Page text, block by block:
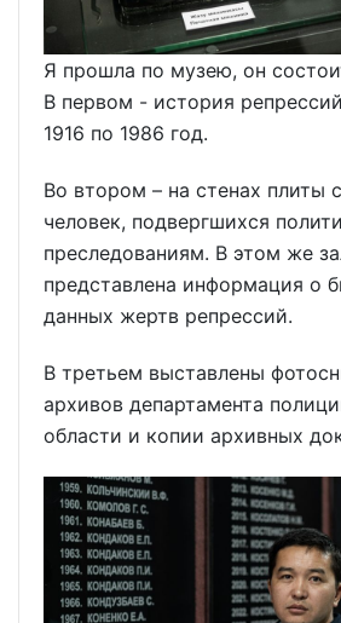
Я прошла по музею, он
В первом - история
1916 по 1986 год.
Во втором – на стенах плиты
человек, подвергшихся
преследованиям. В этом же
представлена информация о
данных жертв репрессий.
В третьем выставлены
архивов департамента
области и копии архивных